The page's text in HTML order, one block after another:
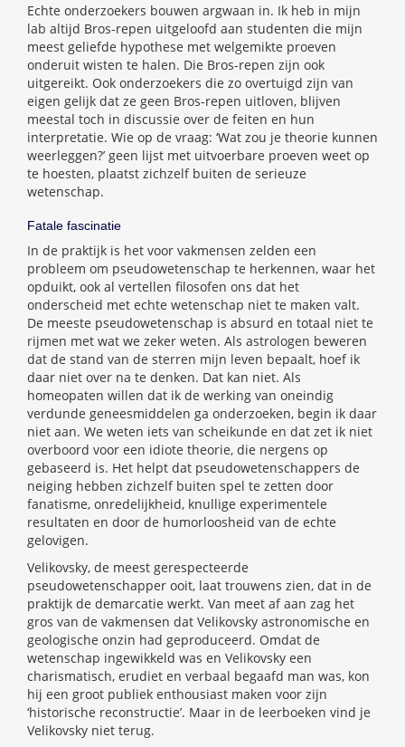
Echte onderzoekers bouwen argwaan in. Ik heb in mijn
lab altijd Bros-repen uitgeloofd aan studenten die mijn
meest geliefde hypothese met welgemikte proeven
onderuit wisten te halen. Die Bros-repen zijn ook
uitgereikt. Ook onderzoekers die zo overtuigd zijn van
eigen gelijk dat ze geen Bros-repen uitloven, blijven
meestal toch in discussie over de feiten en hun
interpretatie. Wie op de vraag: ‘Wat zou je theorie kunnen
weerleggen?’ geen lijst met uitvoerbare proeven weet op
te hoesten, plaatst zichzelf buiten de serieuze
wetenschap.
Fatale fascinatie
In de praktijk is het voor vakmensen zelden een
probleem om pseudowetenschap te herkennen, waar het
opduikt, ook al vertellen filosofen ons dat het
onderscheid met echte wetenschap niet te maken valt.
De meeste pseudowetenschap is absurd en totaal niet te
rijmen met wat we zeker weten. Als astrologen beweren
dat de stand van de sterren mijn leven bepaalt, hoef ik
daar niet over na te denken. Dat kan niet. Als
homeopaten willen dat ik de werking van oneindig
verdunde geneesmiddelen ga onderzoeken, begin ik daar
niet aan. We weten iets van scheikunde en dat zet ik niet
overboord voor een idiote theorie, die nergens op
gebaseerd is. Het helpt dat pseudowetenschappers de
neiging hebben zichzelf buiten spel te zetten door
fanatisme, onredelijkheid, knullige experimentele
resultaten en door de humorloosheid van de echte
gelovigen.
Velikovsky, de meest gerespecteerde
pseudowetenschapper ooit, laat trouwens zien, dat in de
praktijk de demarcatie werkt. Van meet af aan zag het
gros van de vakmensen dat Velikovsky astronomische en
geologische onzin had geproduceerd. Omdat de
wetenschap ingewikkeld was en Velikovsky een
charismatisch, erudiet en verbaal begaafd man was, kon
hij een groot publiek enthousiast maken voor zijn
‘historische reconstructie’. Maar in de leerboeken vind je
Velikovsky niet terug.